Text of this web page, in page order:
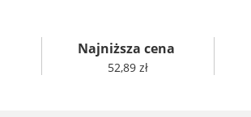
Najniższa cena
52,89 zł